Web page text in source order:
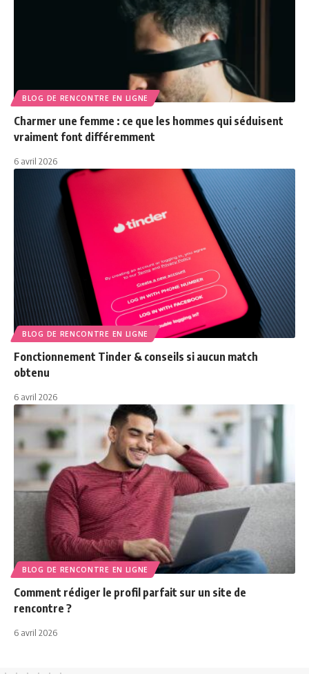
BLOG DE RENCONTRE EN LIGNE
Charmer une femme : ce que les hommes qui séduisent
vraiment font différemment
6 avril 2026
BLOG DE RENCONTRE EN LIGNE
Fonctionnement Tinder & conseils si aucun match
obtenu
6 avril 2026
BLOG DE RENCONTRE EN LIGNE
Comment rédiger le profil parfait sur un site de
rencontre ?
6 avril 2026